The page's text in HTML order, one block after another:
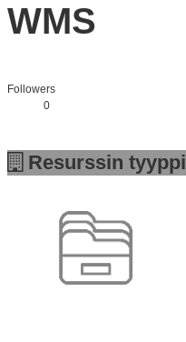
WMS
Followers
0
Resurssin tyyppi